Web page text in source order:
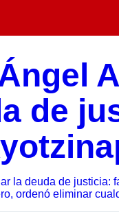
de
la deuda de justicia:
ordenó eliminar